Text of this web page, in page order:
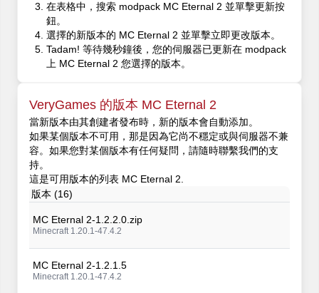
在表格中，搜索 modpack MC Eternal 2 並單擊更新按
鈕。
選擇的新版本的 MC Eternal 2 並單擊立即更改版本。
Tadam! 等待幾秒鐘後，您的伺服器已更新在 modpack
上 MC Eternal 2 您選擇的版本。
VeryGames 的版本 MC Eternal 2
當新版本由其創建者發布時，新的版本會自動添加。
如果某個版本不可用，那是因為它尚不穩定或與伺服器不兼
容。如果您對某個版本有任何疑問，請隨時聯繫我們的支
持。
這是可用版本的列表 MC Eternal 2.
版本 (16)
MC Eternal 2-1.2.2.0.zip
Minecraft 1.20.1-47.4.2
MC Eternal 2-1.2.1.5
Minecraft 1.20.1-47.4.2